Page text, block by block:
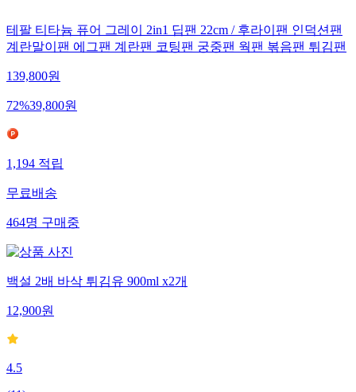
테팔 티타늄 퓨어 그레이 2in1 딥팬 22cm / 후라이팬 인덕션팬
계란말이팬 에그팬 계란팬 코팅팬 궁중팬 웍팬 볶음팬 튀김팬
139,800원
72%39,800원
1,194적립
무료배송
464명구매중
백설 2배 바삭 튀김유 900ml x2개
12,900원
4.5